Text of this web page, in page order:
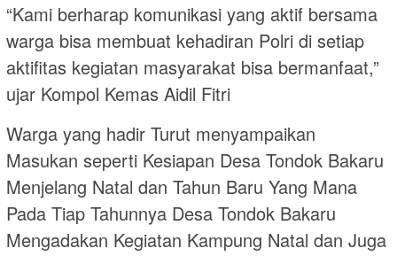
“Kami berharap komunikasi yang aktif bersama
warga bisa membuat kehadiran Polri di setiap
aktifitas kegiatan masyarakat bisa bermanfaat,”
ujar Kompol Kemas Aidil Fitri
Warga yang hadir Turut menyampaikan
Masukan seperti Kesiapan Desa Tondok Bakaru
Menjelang Natal dan Tahun Baru Yang Mana
Pada Tiap Tahunnya Desa Tondok Bakaru
Mengadakan Kegiatan Kampung Natal dan Juga